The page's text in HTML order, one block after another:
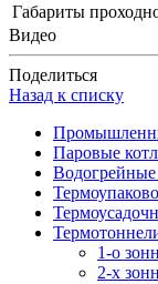
Габариты
Видео
Поделиться
Назад к списку
Паровые
1-о
2-х